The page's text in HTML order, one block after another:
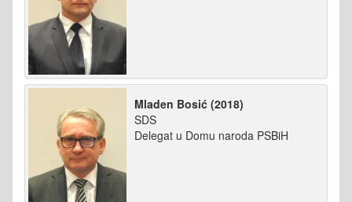
Mladen Bosić (2018)
SDS
Delegat u Domu naroda PSBiH